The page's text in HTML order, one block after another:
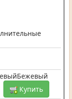
Купить